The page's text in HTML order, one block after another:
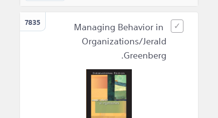
7835
Managing Behavior in
Organizations/Jerald
Greenberg.